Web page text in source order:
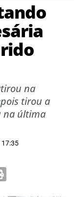
na
tirou a
na última
17:35